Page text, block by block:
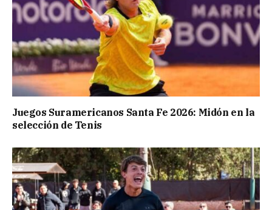
Juegos Suramericanos Santa Fe 2026: Midón en la
selección de Tenis